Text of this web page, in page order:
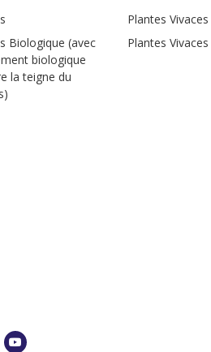
Biologique (avec
biologique
la teigne du
Plantes Vivaces
Plantes